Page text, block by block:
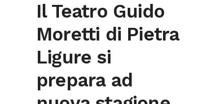
Il Teatro Guido
Moretti di Pietra
Ligure si
prepara ad